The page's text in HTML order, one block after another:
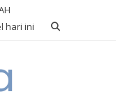
hari ini